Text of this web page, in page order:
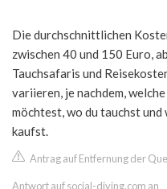
Die durchschnittlichen
zwischen 40 und 150 Euro,
Tauchsafaris und
variieren, je nachdem,
möchtest, wo du tauchst und
kaufst.
Antrag auf Entfernung der
Antwort auf social-diving.com an